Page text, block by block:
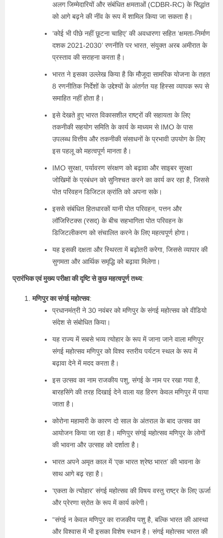
अलग जिम्मेदारियों और संबंधित क्षमताओं (CDBR-RC) के सिद्धांत
को आगे बढ़ने की नींव के रूप में शामिल किया जा सकता है।
‘कोई भी पीछे नहीं छूटना चाहिए’ की अवधारणा सहित ‘क्षमता-निर्माण
दशक 2021-2030’ रणनीति पर भारत, संयुक्त अरब अमीरात के
प्रस्ताव की सराहना करता है।
भारत ने इसका उल्लेख किया है कि मौजूदा सामरिक योजना के तहत
8 रणनीतिक निर्देशों के उद्देश्यों के अंतर्गत यह हिस्सा व्यापक रूप से
समाहित नहीं होता है।
इसे देखते हुए भारत विकासशील राष्ट्रों की सहायता के लिए
तकनीकी सहयोग समिति के कार्य के माध्यम से IMO के पास
उपलब्ध वित्तीय और तकनीकी संसाधनों के प्रभावी उपयोग के लिए
इस पहलू को महत्वपूर्ण मानता है।
IMO सुरक्षा, पर्यावरण संरक्षण को बढ़ावा और साइबर सुरक्षा
जोखिमों के प्रबंधन को सुनिश्चत करने का कार्य कर रहा है, जिससे
पोत परिवहन डिजिटल क्रांति को अपना सके।
इससे संबंधित हितधारकों यानी पोत परिवहन, पत्तन और
लॉजिस्टिक्स (रसद) के बीच सहभागिता पोत परिवहन के
डिजिटलीकरण को संचालित करने के लिए महत्वपूर्ण होगा।
यह इसकी दक्षता और स्थिरता में बढ़ोतरी करेगा, जिससे व्यापार की
सुगमता और आर्थिक समृद्धि को बढ़ावा मिलेगा।
प्रारंभिक एवं मुख्य परीक्षा की दृष्टि से कुछ महत्वपूर्ण तथ्य:
मणिपुर का संगई महोत्सव:
प्रधानमंत्री ने 30 नवंबर को मणिपुर के संगई महोत्सव को वीडियो
संदेश से संबोधित किया।
यह राज्य में सबसे भव्य त्योहार के रूप में जाना जाने वाला मणिपुर
संगई महोत्सव मणिपुर को विश्व स्तरीय पर्यटन स्थल के रूप में
बढ़ावा देने में मदद करता है।
इस उत्सव का नाम राजकीय पशु, संगई के नाम पर रखा गया है,
बारहसिंगे की तरह दिखाई देने वाला यह हिरण केवल मणिपुर में पाया
जाता है।
कोरोना महामारी के कारण दो साल के अंतराल के बाद उत्सव का
आयोजन किया जा रहा है। मणिपुर संगई महोत्सव मणिपुर के लोगों
की भावना और उत्‍साह को दर्शाता है।
भारत अपने अमृत काल में ‘एक भारत श्रेष्ठ भारत’ की भावना के
साथ आगे बढ़ रहा है।
‘एकता के त्योहार’ संगई महोत्सव की विषय वस्‍तु राष्ट्र के लिए ऊर्जा
और प्रेरणा स्रोत के रूप में कार्य करेगी।
“संगई न केवल मणिपुर का राजकीय पशु है, बल्कि भारत की आस्था
और विश्वास में भी इसका विशेष स्थान है। संगई महोत्‍सव भारत की